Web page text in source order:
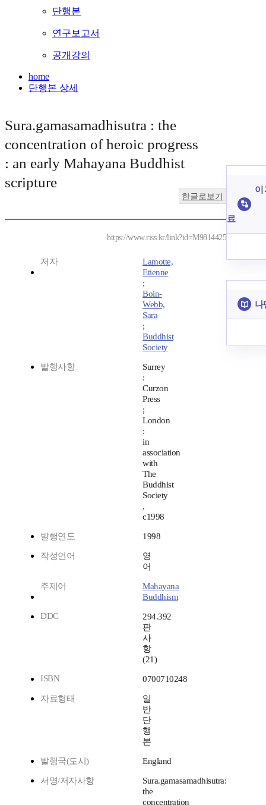
단행본
연구보고서
공개강의
home
단행본 상세
Sura.gamasamadhisutra : the
concentration of heroic progress
: an early Mahayana Buddhist
scripture
한글로보기
https://www.riss.kr/link?id=M9814425
저자
Lamotte,
Etienne
;
Boin-
Webb,
Sara
;
Buddhist
Society
발행사항
Surrey
:
Curzon
Press
;
London
:
in
association
with
The
Buddhist
Society
,
c1998
발행연도 1998
작성언어
영
어
주제어
Mahayana
Buddhism
DDC
294.392
판
사
항
(21)
ISBN
0700710248
자료형태
일
반
단
행
본
발행국(도시) England
서명/저자사항
Sura.gamasamadhisutra:
the
concentration
이
료
나